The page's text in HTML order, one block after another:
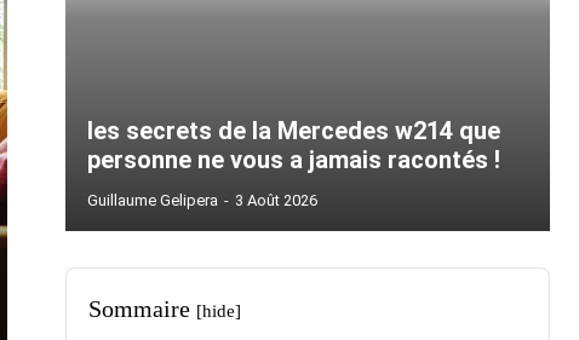
les secrets de la Mercedes w214 que
personne ne vous a jamais racontés !
Guillaume Gelipera - 3 Août 2026
Sommaire [hide]